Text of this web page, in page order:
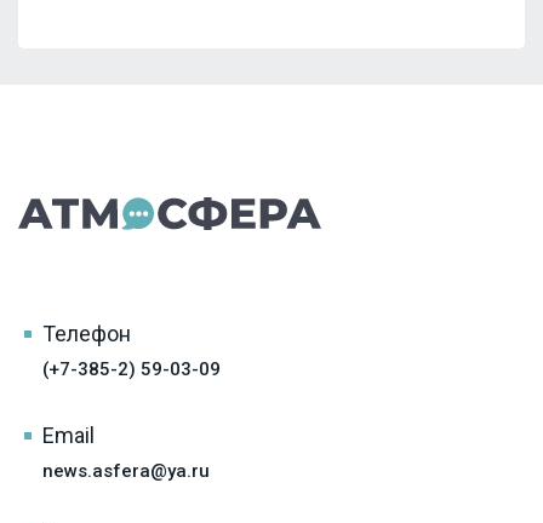
Телефон
(+7-385-2) 59-03-09
Email
news.asfera@ya.ru